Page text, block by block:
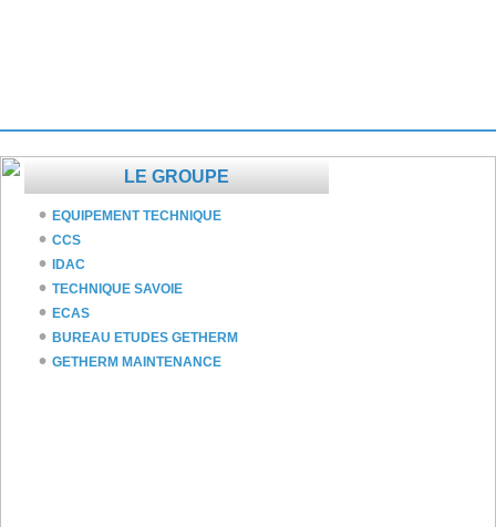
LE GROUPE
EQUIPEMENT TECHNIQUE
CCS
IDAC
TECHNIQUE SAVOIE
ECAS
BUREAU ETUDES GETHERM
GETHERM MAINTENANCE